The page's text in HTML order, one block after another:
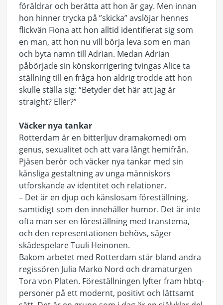
föräldrar och berätta att hon är gay. Men innan
hon hinner trycka på ”skicka” avslöjar hennes
flickvän Fiona att hon alltid identifierat sig som
en man, att hon nu vill börja leva som en man
och byta namn till Adrian. Medan Adrian
påbörjade sin könskorrigering tvingas Alice ta
ställning till en fråga hon aldrig trodde att hon
skulle ställa sig: “Betyder det här att jag är
straight? Eller?”
Väcker nya tankar
Rotterdam är en bitterljuv dramakomedi om
genus, sexualitet och att vara långt hemifrån.
Pjäsen berör och väcker nya tankar med sin
känsliga gestaltning av unga människors
utforskande av identitet och relationer.
– Det är en djup och känslosam föreställning,
samtidigt som den innehåller humor. Det är inte
ofta man ser en föreställning med transtema,
och den representationen behövs, säger
skådespelare Tuuli Heinonen.
Bakom arbetet med Rotterdam står bland andra
regissören Julia Marko Nord och dramaturgen
Tora von Platen. Föreställningen lyfter fram hbtq-
personer på ett modernt, positivt och lättsamt